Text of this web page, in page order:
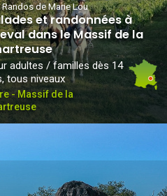
Randos de Marie Lou
et randonnées à
dans le Massif de la
adultes / familles dès 14
tous niveaux
- Massif de la